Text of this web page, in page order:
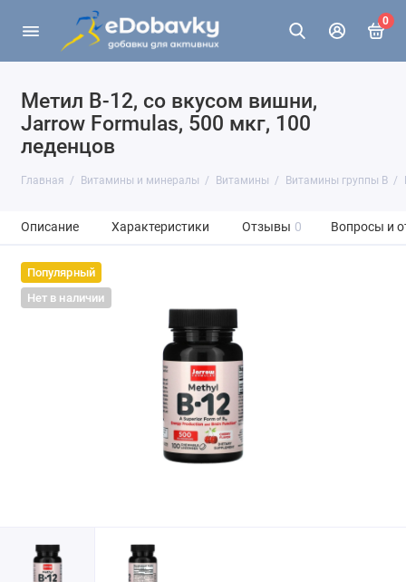
0
Метил B-12, со вкусом вишни,
Jarrow Formulas, 500 мкг, 100
леденцов
Главная Витамины и минералы Витамины Витамины группы В
Описание Характеристики Отзывы 0 Вопросы и
Популярный
Нет в наличии